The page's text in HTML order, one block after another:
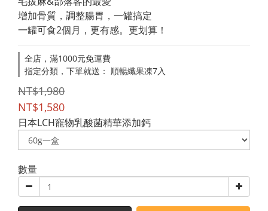
增加骨質，調整腸胃，一罐搞定
一罐可食2個月，更有感。更划算！
全店，滿1000元免運費
指定分類，下單就送： 順暢纖果凍7入
NT$1,980
NT$1,580
日本LCH寵物乳酸菌精華添加鈣
數量